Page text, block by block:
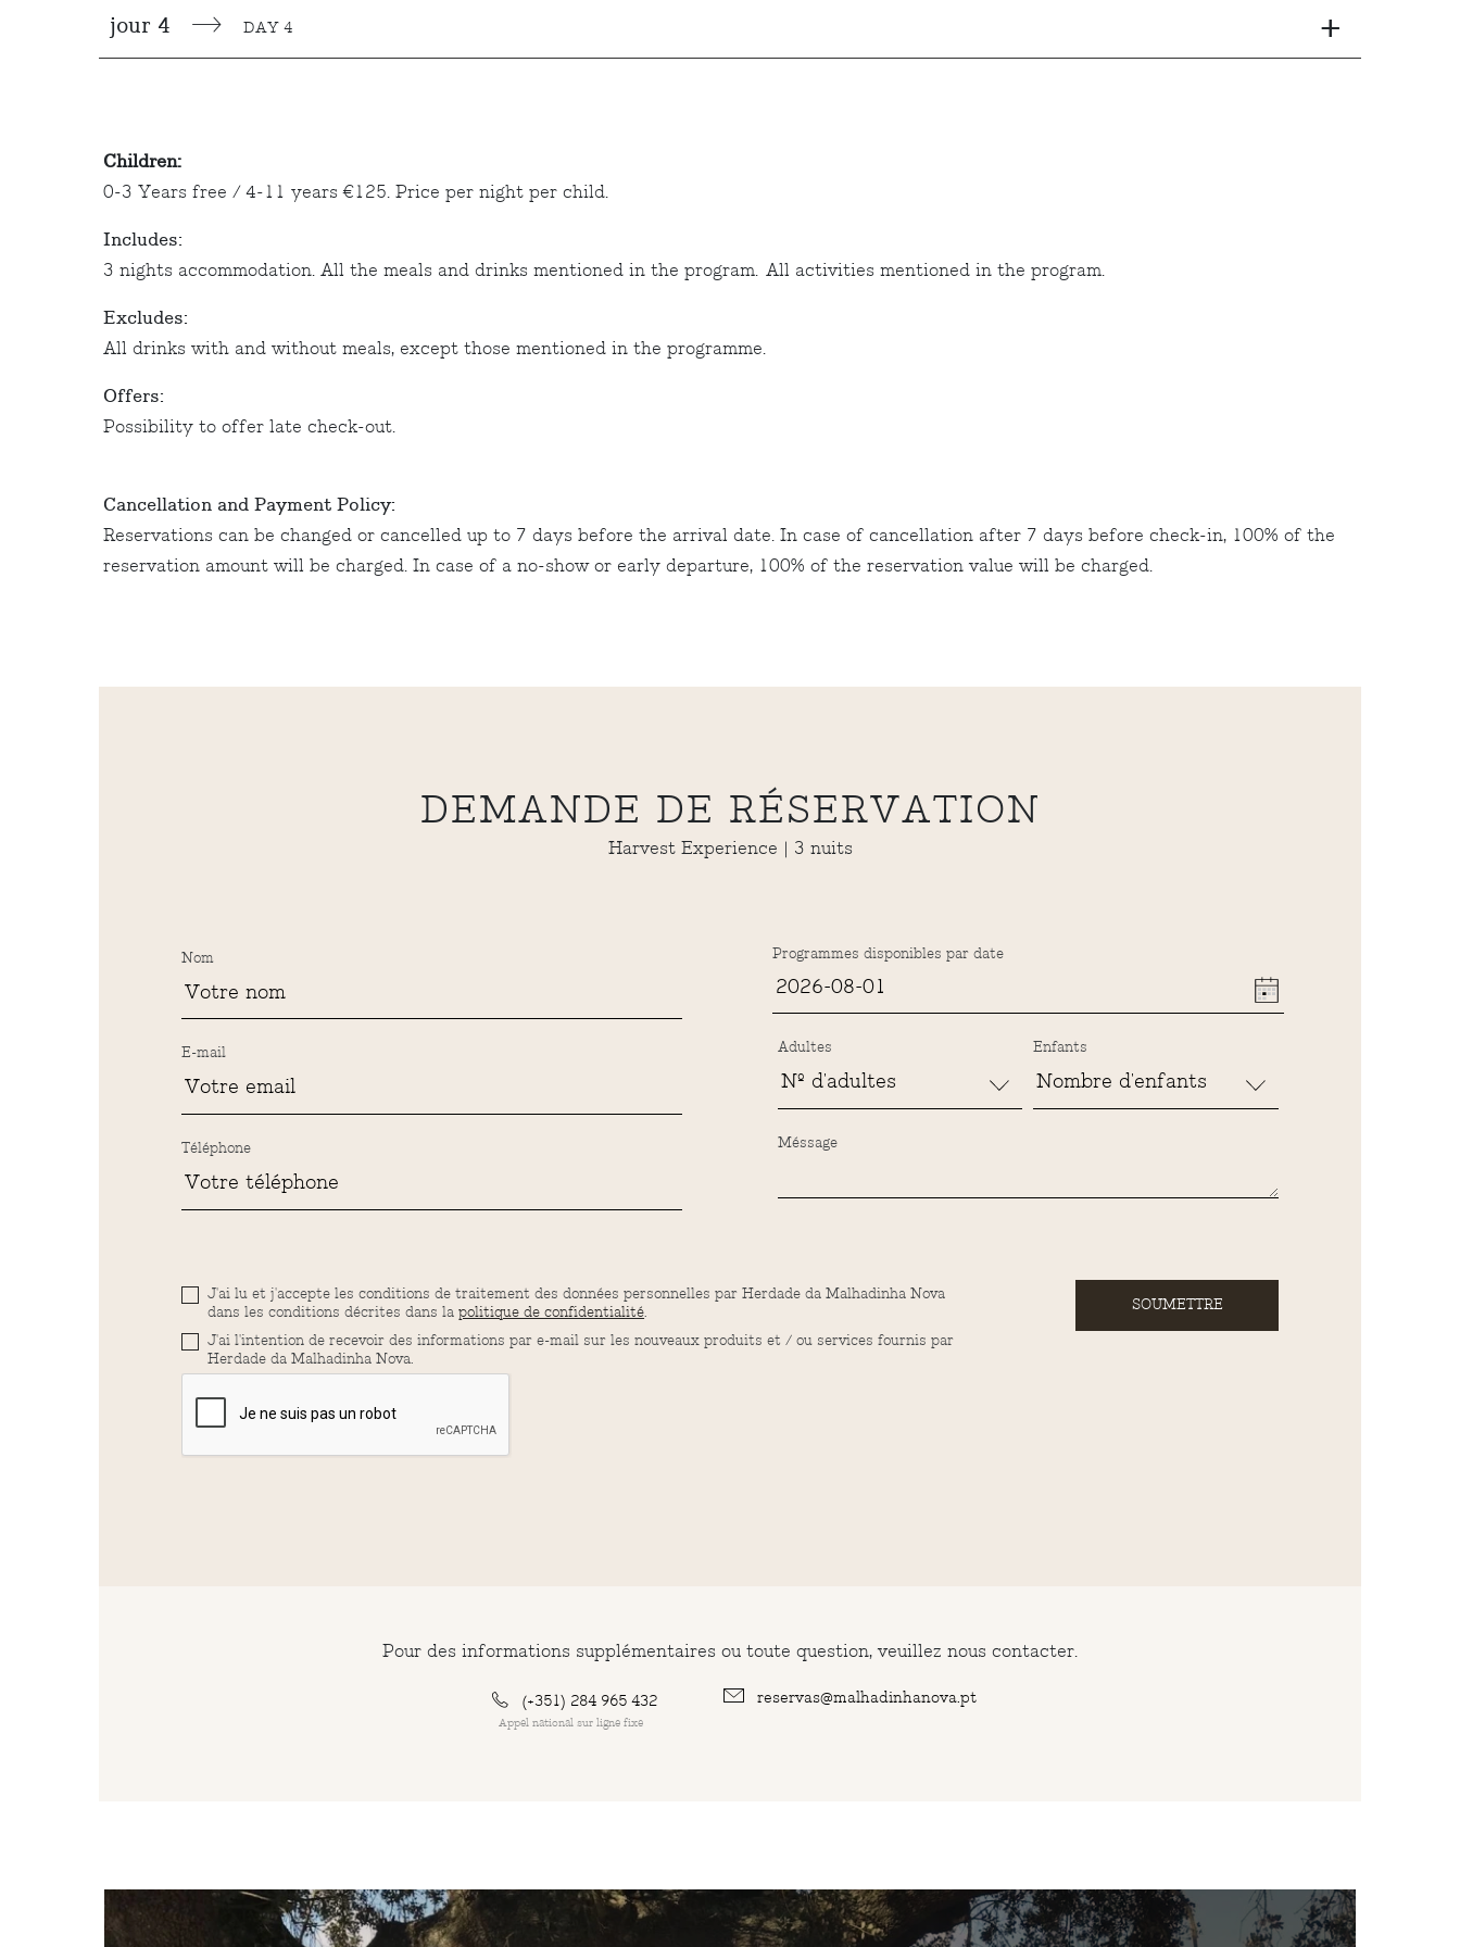
+
jour 4 DAY 4
Children:
0-3 Years free / 4-11 years €125. Price per night per child.
Includes:
3 nights accommodation. All the meals and drinks mentioned in the program. All activities mentioned in the program.
Excludes:
All drinks with and without meals, except those mentioned in the programme.
Offers:
Possibility to offer late check-out.
Cancellation and Payment Policy:
Reservations can be changed or cancelled up to 7 days before the arrival date. In case of cancellation after 7 days before check-in, 100% of the
reservation amount will be charged. In case of a no-show or early departure, 100% of the reservation value will be charged.
DEMANDE DE RÉSERVATION
Harvest Experience | 3 nuits
Nom
E-mail
Téléphone
Programmes disponibles par date
Adultes Enfants
Méssage
J'ai lu et j'accepte les conditions de traitement des données personnelles par Herdade da Malhadinha Nova
dans les conditions décrites dans lapolitique de confidentialité.
J'ai l'intention de recevoir des informations par e-mail sur les nouveaux produits et / ou services fournis par
Herdade da Malhadinha Nova.
SOUMETTRE
Pour des informations supplémentaires ou toute question, veuillez nous contacter.
(+351) 284 965 432
Appel national sur ligne fixe
reservas@malhadinhanova.pt